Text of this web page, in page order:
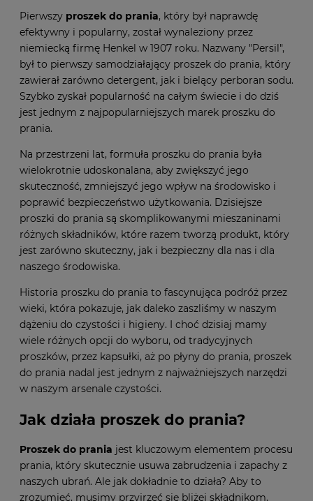
Pierwszy proszek do prania, który był naprawdę
efektywny i popularny, został wynaleziony przez
niemiecką firmę Henkel w 1907 roku. Nazwany "Persil",
był to pierwszy samodziałający proszek do prania, który
zawierał zarówno detergent, jak i bielący perboran sodu.
Szybko zyskał popularność na całym świecie i do dziś
jest jednym z najpopularniejszych marek proszku do
prania.
Na przestrzeni lat, formuła proszku do prania była
wielokrotnie udoskonalana, aby zwiększyć jego
skuteczność, zmniejszyć jego wpływ na środowisko i
poprawić bezpieczeństwo użytkowania. Dzisiejsze
proszki do prania są skomplikowanymi mieszaninami
różnych składników, które razem tworzą produkt, który
jest zarówno skuteczny, jak i bezpieczny dla nas i dla
naszego środowiska.
Historia proszku do prania to fascynująca podróż przez
wieki, która pokazuje, jak daleko zaszliśmy w naszym
dążeniu do czystości i higieny. I choć dzisiaj mamy
wiele różnych opcji do wyboru, od tradycyjnych
proszków, przez kapsułki, aż po płyny do prania, proszek
do prania nadal jest jednym z najważniejszych narzędzi
w naszym arsenale czystości.
Jak działa proszek do prania?
Proszek do prania jest kluczowym elementem procesu
prania, który skutecznie usuwa zabrudzenia i zapachy z
naszych ubrań. Ale jak dokładnie to działa? Aby to
zrozumieć, musimy przyjrzeć się bliżej składnikom,